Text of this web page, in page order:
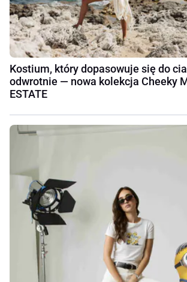
Kostium, który dopasowuje się do
odwrotnie — nowa kolekcja Cheeky
ESTATE